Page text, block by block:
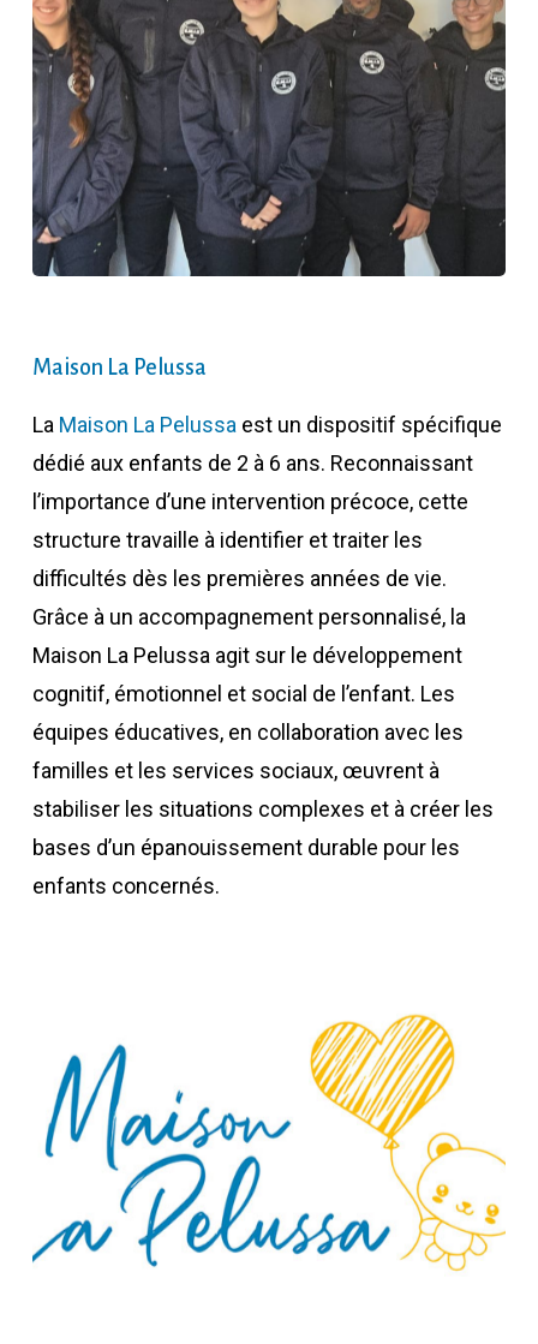
Maison La Pelussa
La Maison La Pelussaest un dispositif spécifique
dédié aux enfants de 2 à 6 ans. Reconnaissant
l’importance d’une intervention précoce, cette
structure travaille à identifier et traiter les
difficultés dès les premières années de vie.
Grâce à un accompagnement personnalisé, la
Maison La Pelussa agit sur le développement
cognitif, émotionnel et social de l’enfant. Les
équipes éducatives, en collaboration avec les
familles et les services sociaux, œuvrent à
stabiliser les situations complexes et à créer les
bases d’un épanouissement durable pour les
enfants concernés.